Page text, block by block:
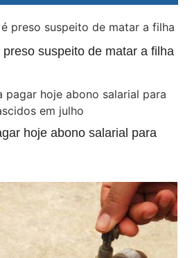
suspeito de matar a filha
hoje abono salarial para